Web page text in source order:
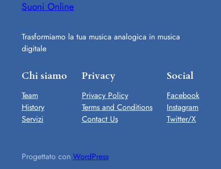
Suoni Online
Trasformiamo la tua musica analogica in musica
digitale
Chi siamo
Team
History
Servizi
Privacy
Privacy Policy
Terms and Conditions
Contact Us
Social
Facebook
Instagram
Twitter/X
Progettato con WordPress